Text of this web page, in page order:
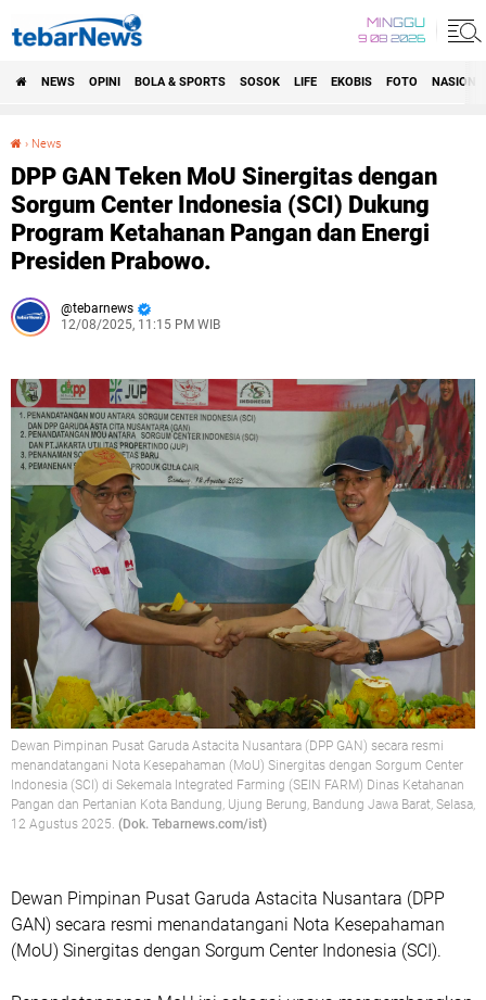
MINGGU
9 08 2026
NEWS OPINI BOLA & SPORTS SOSOK LIFE EKOBIS FOTO
› News
DPP GAN Teken MoU Sinergitas dengan
Sorgum Center Indonesia (SCI) Dukung
Program Ketahanan Pangan dan Energi
Presiden Prabowo.
tebarnews
12/08/2025, 11:15 PM WIB
Dewan Pimpinan Pusat Garuda Astacita Nusantara (DPP GAN) secara resmi
menandatangani Nota Kesepahaman (MoU) Sinergitas dengan Sorgum Center
Indonesia (SCI) di Sekemala Integrated Farming (SEIN FARM) Dinas Ketahanan
Pangan dan Pertanian Kota Bandung, Ujung Berung, Bandung Jawa Barat, Selasa,
12 Agustus 2025. (Dok. Tebarnews.com/ist)
Dewan Pimpinan Pusat Garuda Astacita Nusantara (DPP
GAN) secara resmi menandatangani Nota Kesepahaman
(MoU) Sinergitas dengan Sorgum Center Indonesia (SCI).